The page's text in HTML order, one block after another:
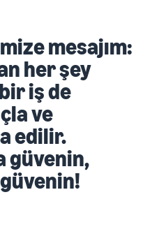
mesajım:
her şey
iş de
ve
edilir.
güvenin,